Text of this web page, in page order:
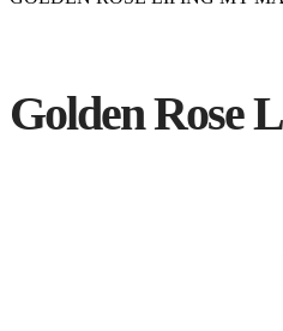
Golden Rose